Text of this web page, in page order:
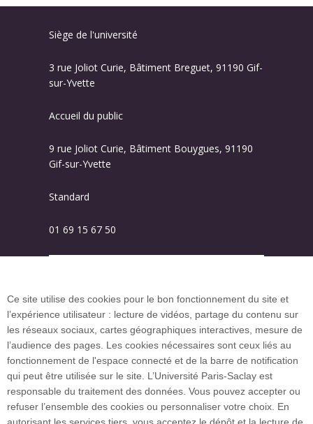
Siège de l'université
3 rue Joliot Curie, Bâtiment Breguet, 91190 Gif-
sur-Yvette
Accueil du public
9 rue Joliot Curie, Bâtiment Bouygues, 91190
Gif-sur-Yvette
Standard
01 69 15 67 50
Plan du site
Investissement d’avenir (CGI)
Accueil des publics internationaux
Ce site utilise des cookies pour le bon fonctionnement du site et
l’expérience utilisateur : lecture de vidéos, partage du contenu sur
les réseaux sociaux, cartes géographiques interactives, mesure de
l’audience des pages. Les cookies nécessaires sont ceux liés au
fonctionnement de l'espace connecté et de la barre de notification
qui peut être utilisée sur le site. L’Université Paris-Saclay est
responsable du traitement des données. Vous pouvez accepter ou
refuser l’ensemble des cookies ou personnaliser votre choix. En